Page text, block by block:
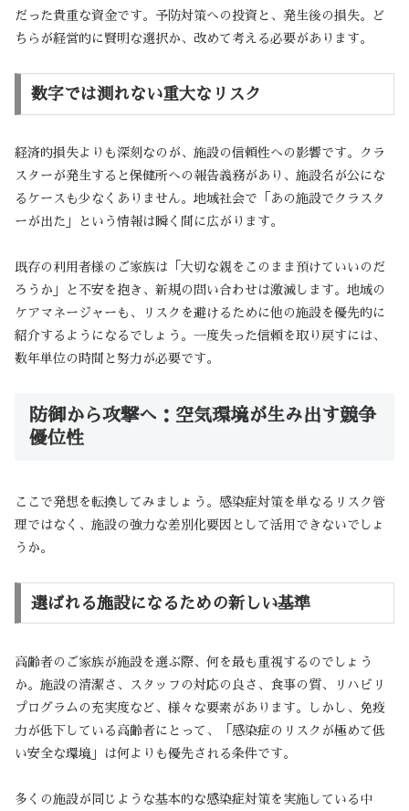
だった貴重な資金です。予防対策への投資と、発生後の損失。ど
ちらが経営的に賢明な選択か、改めて考える必要があります。
数字では測れない重大なリスク
経済的損失よりも深刻なのが、施設の信頼性への影響です。クラ
スターが発生すると保健所への報告義務があり、施設名が公にな
るケースも少なくありません。地域社会で「あの施設でクラスタ
ーが出た」という情報は瞬く間に広がります。
既存の利用者様のご家族は「大切な親をこのまま預けていいのだ
ろうか」と不安を抱き、新規の問い合わせは激減します。地域の
ケアマネージャーも、リスクを避けるために他の施設を優先的に
紹介するようになるでしょう。一度失った信頼を取り戻すには、
数年単位の時間と努力が必要です。
防御から攻撃へ：空気環境が生み出す競争
優位性
ここで発想を転換してみましょう。感染症対策を単なるリスク管
理ではなく、施設の強力な差別化要因として活用できないでしょ
うか。
選ばれる施設になるための新しい基準
高齢者のご家族が施設を選ぶ際、何を最も重視するのでしょう
か。施設の清潔さ、スタッフの対応の良さ、食事の質、リハビリ
プログラムの充実度など、様々な要素があります。しかし、免疫
力が低下している高齢者にとって、「感染症のリスクが極めて低
い安全な環境」は何よりも優先される条件です。
多くの施設が同じような基本的な感染症対策を実施している中